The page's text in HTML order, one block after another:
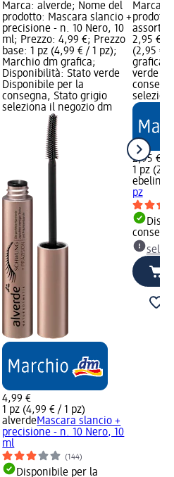
Marca: alverde; Nome del
prodotto: Mascara slancio +
precisione - n. 10 Nero, 10
ml; Prezzo: 4,99 €; Prezzo
base: 1 pz (4,99 € / 1 pz);
Marchio dm grafica;
Disponibilità: Stato verde
Disponibile per la
consegna, Stato grigio
seleziona il negozio dm
4,99 €
1 pz (4,99 € / 1 pz)
alverdeMascara slancio +
precisione - n. 10 Nero, 10
ml
(144)
Disponibile per la
Marca:
assort.,
2,95 €;
(2,95 € /
grafica;
verde
2,95 €
1 pz
ebelin
pz